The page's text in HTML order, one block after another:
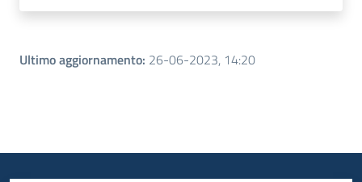
Ultimo aggiornamento: 26-06-2023, 14:20